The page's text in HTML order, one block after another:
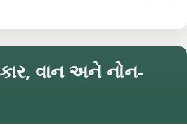
વાન અને નોન-